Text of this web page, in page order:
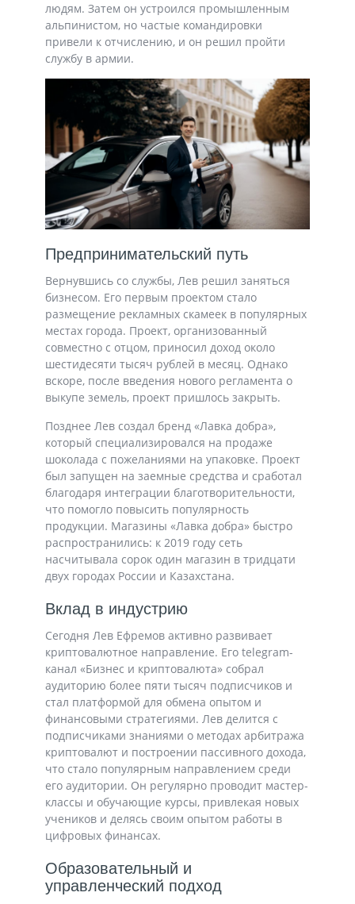
людям. Затем он устроился промышленным
альпинистом, но частые командировки
привели к отчислению, и он решил пройти
службу в армии.
Предпринимательский путь
Вернувшись со службы, Лев решил заняться
бизнесом. Его первым проектом стало
размещение рекламных скамеек в популярных
местах города. Проект, организованный
совместно с отцом, приносил доход около
шестидесяти тысяч рублей в месяц. Однако
вскоре, после введения нового регламента о
выкупе земель, проект пришлось закрыть.
Позднее Лев создал бренд «Лавка добра»,
который специализировался на продаже
шоколада с пожеланиями на упаковке. Проект
был запущен на заемные средства и сработал
благодаря интеграции благотворительности,
что помогло повысить популярность
продукции. Магазины «Лавка добра» быстро
распространились: к 2019 году сеть
насчитывала сорок один магазин в тридцати
двух городах России и Казахстана.
Вклад в индустрию
Сегодня Лев Ефремов активно развивает
криптовалютное направление. Его telegram-
канал «Бизнес и криптовалюта» собрал
аудиторию более пяти тысяч подписчиков и
стал платформой для обмена опытом и
финансовыми стратегиями. Лев делится с
подписчиками знаниями о методах арбитража
криптовалют и построении пассивного дохода,
что стало популярным направлением среди
его аудитории. Он регулярно проводит мастер-
классы и обучающие курсы, привлекая новых
учеников и делясь своим опытом работы в
цифровых финансах.
Образовательный и
управленческий подход